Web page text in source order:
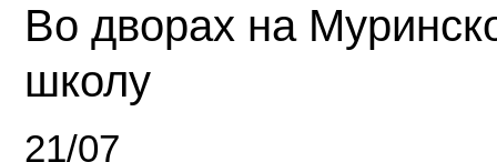
Во дворах на
школу
21/07